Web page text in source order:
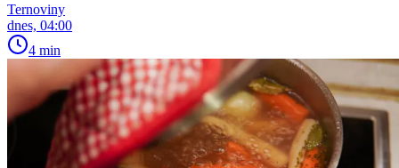
Ternoviny
dnes, 04:00
4 min